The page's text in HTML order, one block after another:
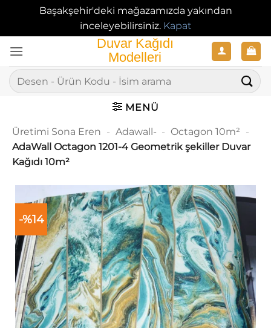
Başakşehir'deki mağazamızda yakından
inceleyebilirsiniz. Kapat
atla
Ara:
MENÜ
Üretimi Sona Eren - Adawall- - Octagon 10m² -
AdaWall Octagon 1201-4 Geometrik şekiller Duvar
Kağıdı 10m²
-%14